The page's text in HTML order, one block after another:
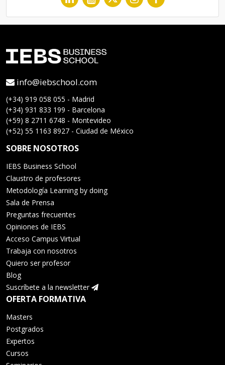
info@iebschool.com
(+34) 919 058 055 - Madrid
(+34) 931 833 199 - Barcelona
(+59) 8 2711 6748 - Montevideo
(+52) 55 1163 8927 - Ciudad de México
SOBRE NOSOTROS
IEBS Business School
Claustro de profesores
Metodología Learning by doing
Sala de Prensa
Preguntas frecuentes
Opiniones de IEBS
Acceso Campus Virtual
Trabaja con nosotros
Quiero ser profesor
Blog
Suscríbete a la newsletter
OFERTA FORMATIVA
Masters
Postgrados
Expertos
Cursos